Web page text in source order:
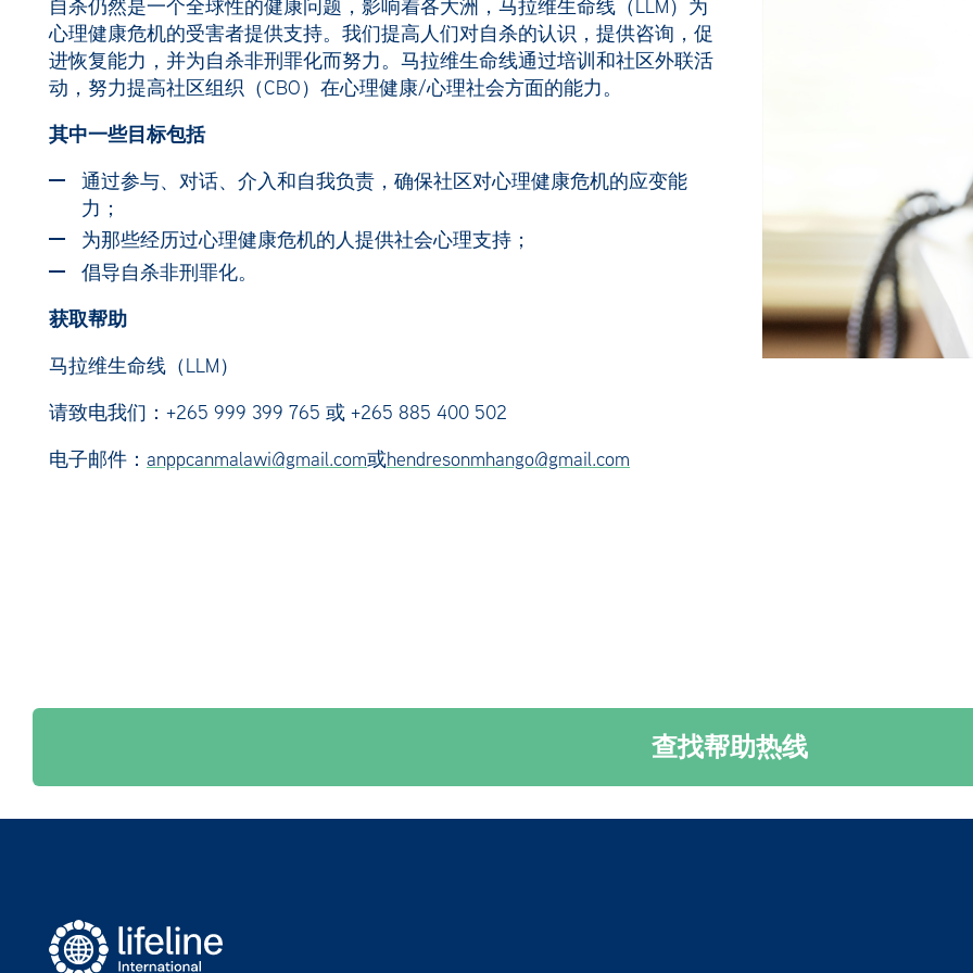
自杀仍然是一个全球性的健康问题，影响着各大洲，马拉维生命线（LLM）为
心理健康危机的受害者提供支持。我们提高人们对自杀的认识，提供咨询，促
进恢复能力，并为自杀非刑罪化而努力。马拉维生命线通过培训和社区外联活
动，努力提高社区组织（CBO）在心理健康/心理社会方面的能力。
其中一些目标包括
通过参与、对话、介入和自我负责，确保社区对心理健康危机的应变能
力；
为那些经历过心理健康危机的人提供社会心理支持；
倡导自杀非刑罪化。
获取帮助
马拉维生命线（LLM）
请致电我们：+265 999 399 765 或 +265 885 400 502
电子邮件： anppcanmalawi@gmail.com或hendresonmhango@gmail.com
查找帮助热线